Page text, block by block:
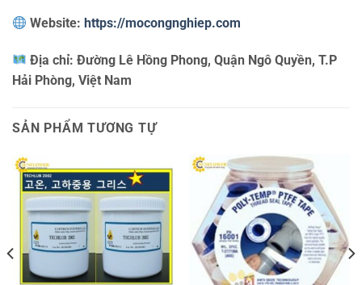
Website:https://mocongnghiep.com
Địa chỉ:Đường Lê Hồng Phong, Quận Ngô Quyền, T.P
Hải Phòng, Việt Nam
SẢN PHẨM TƯƠNG TỰ